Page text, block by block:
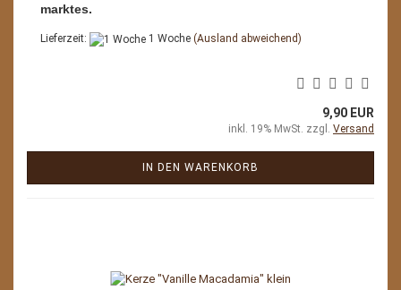
marktes.
Lieferzeit: 1 Woche (Ausland abweichend)
9,90 EUR
inkl. 19% MwSt. zzgl. Versand
IN DEN WARENKORB